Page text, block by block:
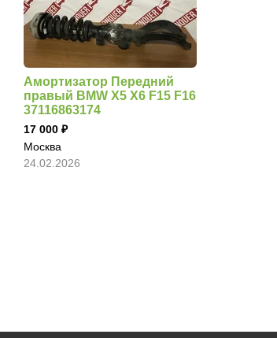
Амортизатор Передний
правый BMW X5 X6 F15 F16
37116863174
17 000
Москва
24.02.2026